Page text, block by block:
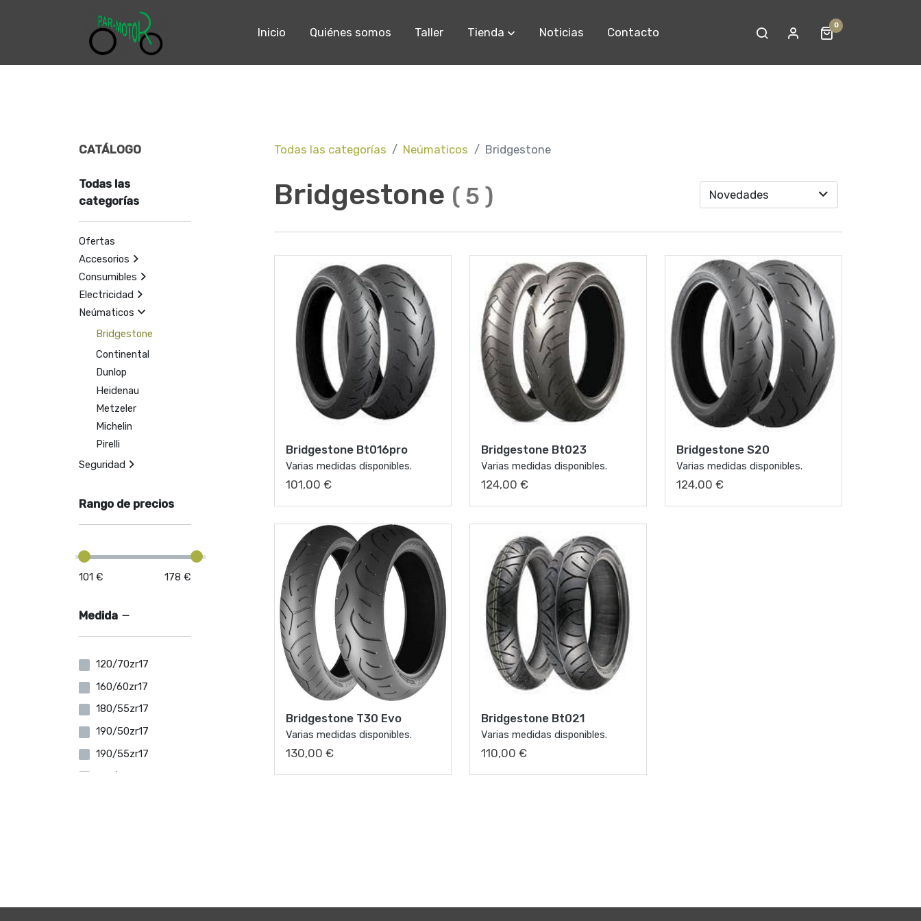
Inicio Quiénes somos Taller Tienda Noticias Contacto 0
CATÁLOGO
Todas las
categorías
Ofertas
Accesorios
Consumibles
Electricidad
Neúmaticos
Bridgestone
Continental
Dunlop
Heidenau
Metzeler
Michelin
Pirelli
Seguridad
Rango de precios
101 € 178 €
Medida
120/70zr17
160/60zr17
180/55zr17
190/50zr17
190/55zr17
192/55zr17
Todas las categorías Neúmaticos Bridgestone
Bridgestone ( 5 ) Novedades
Bridgestone Bt016pro
Varias medidas disponibles.
101,00 €
Bridgestone Bt023
Varias medidas disponibles.
124,00 €
Bridgestone S20
Varias medidas disponibles.
124,00 €
Bridgestone T30 Evo
Varias medidas disponibles.
130,00 €
Bridgestone Bt021
Varias medidas disponibles.
110,00 €